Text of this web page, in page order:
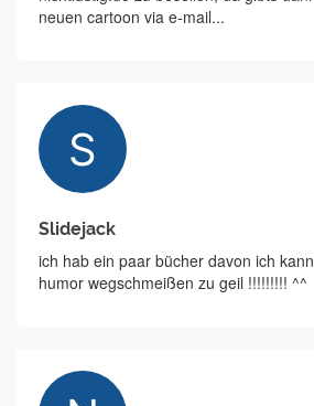
neuen cartoon via e-mail...
Slidejack
ich hab ein paar bücher davon ich
humor wegschmeißen zu geil !!!!!!!!! ^^